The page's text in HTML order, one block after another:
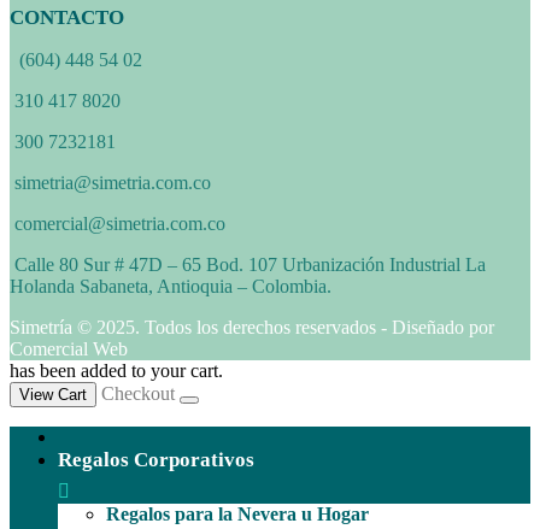
CONTACTO
(604) 448 54 02
310 417 8020
300 7232181
simetria@simetria.com.co
comercial@simetria.com.co
Calle 80 Sur # 47D – 65 Bod. 107 Urbanización Industrial La
Holanda Sabaneta, Antioquia – Colombia.
Simetría © 2025. Todos los derechos reservados - Diseñado por
Comercial Web
has been added to your cart.
View Cart Checkout
Regalos Corporativos
Regalos para la Nevera u Hogar